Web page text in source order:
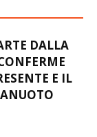
DALLA
E IL